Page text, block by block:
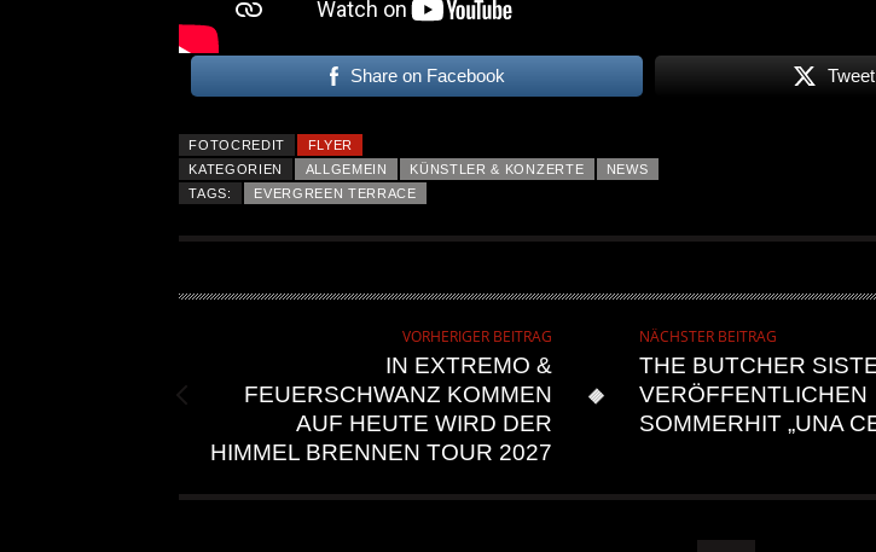
Share on Facebook Tweet
FOTOCREDIT
FLYER
KATEGORIEN
ALLGEMEIN KÜNSTLER & KONZERTE
NEWS
TAGS:
EVERGREEN TERRACE
VORHERIGER BEITRAG
IN EXTREMO &
FEUERSCHWANZ KOMMEN
AUF HEUTE WIRD DER
HIMMEL BRENNEN TOUR 2027
NÄCHSTER BEITRAG
THE BUTCHER
VERÖFFENTLICHEN
SOMMERHIT „UNA